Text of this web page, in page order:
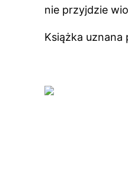
nie przyjdzie
Książka uznana